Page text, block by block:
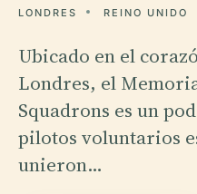
LONDRES REINO UNIDO
Ubicado en el
Londres, el
Squadrons es un
pilotos voluntarios
unieron…